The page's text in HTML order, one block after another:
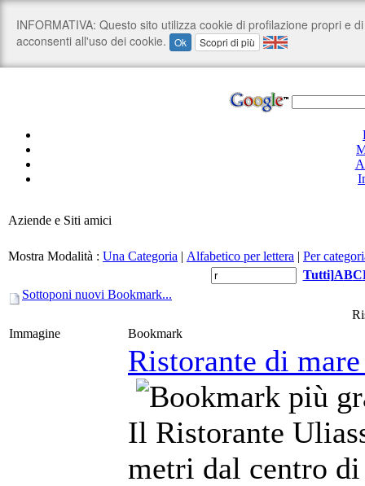
Aziende e Siti amici
Mostra Modalità : Una Categoria | Alfabetico per lettera | Per
Tutti]ABC
Sottoponi nuovi Bookmark...
Immagine
Bookmark
Ristorante di
Il Ristorante
metri dal centro